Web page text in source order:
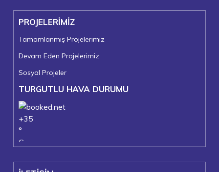
PROJELERİMİZ
Tamamlanmış Projelerimiz
Devam Eden Projelerimiz
Sosyal Projeler
TURGUTLU HAVA DURUMU
+35
°
C